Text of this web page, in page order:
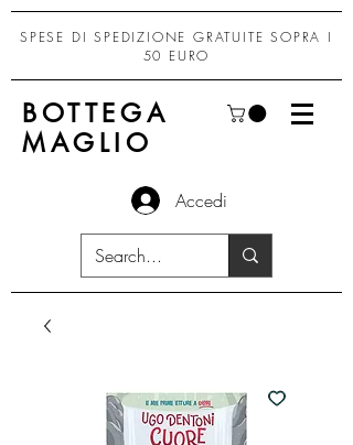
SPESE DI SPEDIZIONE GRATUITE SOPRA I
50 EURO
BOTTEGA
MAGLIO
Accedi